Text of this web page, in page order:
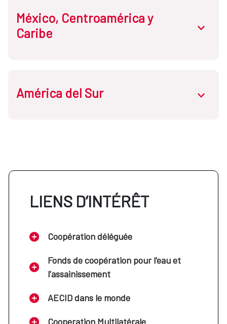
México, Centroamérica y
Caribe
Costa Rica
Guatemala
Haití
Honduras
México
América del Sur
Colombia
LIENS D’INTÉRÊT
Coopération déléguée
Fonds de coopération pour l'eau et
l'assainissement
AECID dans le monde
Cooperation Multilatérale